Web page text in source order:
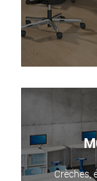
Crèches,